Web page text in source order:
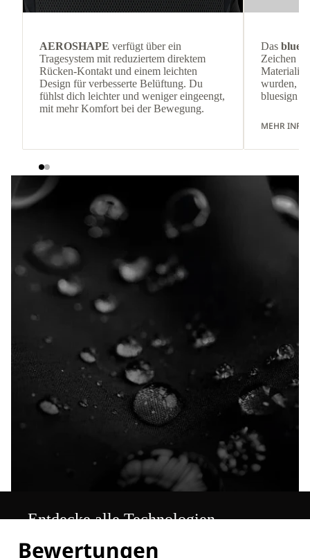
AEROSHAPE verfügt über ein
Tragesystem mit reduziertem direktem
Rücken-Kontakt und einem leichten
Design für verbesserte Belüftung. Du
fühlst dich leichter und weniger eingeengt,
mit mehr Komfort bei der Bewegung.
Das
Zeichen
wurden,
bluesign
MEHR
Entdecke alle Technologien